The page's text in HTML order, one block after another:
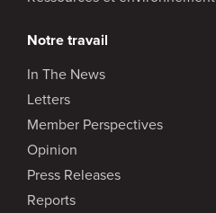
Notre travail
In The News
Letters
Member Perspectives
Opinion
Press Releases
Reports